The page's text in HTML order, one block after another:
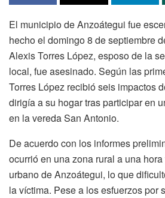
El municipio de Anzoátegui fue
hecho el domingo 8 de septiembre
Alexis Torres López, esposo de la
local, fue asesinado. Según las
Torres López recibió seis impactos
dirigía a su hogar tras participar en
en la vereda San Antonio.
De acuerdo con los informes
ocurrió en una zona rural a una
urbano de Anzoátegui, lo que
la víctima. Pese a los esfuerzos por